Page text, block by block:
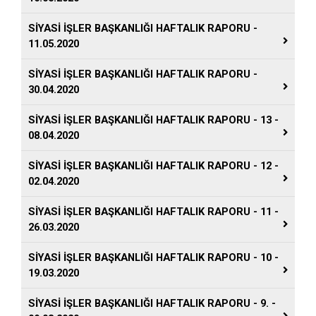
SİYASİ İŞLER BAŞKANLIĞI HAFTALIK RAPORU -
11.05.2020
SİYASİ İŞLER BAŞKANLIĞI HAFTALIK RAPORU -
30.04.2020
SİYASİ İŞLER BAŞKANLIĞI HAFTALIK RAPORU - 13 -
08.04.2020
SİYASİ İŞLER BAŞKANLIĞI HAFTALIK RAPORU - 12 -
02.04.2020
SİYASİ İŞLER BAŞKANLIĞI HAFTALIK RAPORU - 11 -
26.03.2020
SİYASİ İŞLER BAŞKANLIĞI HAFTALIK RAPORU - 10 -
19.03.2020
SİYASİ İŞLER BAŞKANLIĞI HAFTALIK RAPORU - 9. -